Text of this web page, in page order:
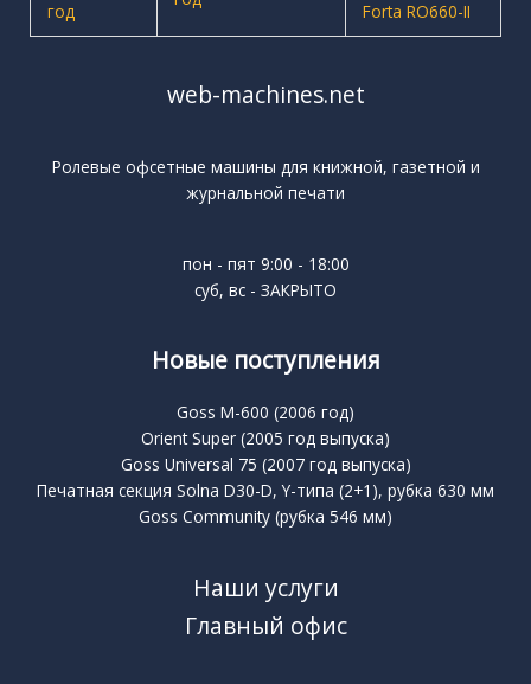
web-machines.net
Ролевые офсетные машины для книжной, газетной и
журнальной печати
пон - пят 9:00 - 18:00
суб, вс - ЗАКРЫТО
Новые поступления
Goss M-600 (2006 год)
Orient Super (2005 год выпуска)
Goss Universal 75 (2007 год выпуска)
Печатная секция Solna D30-D, Y-типа (2+1), рубка 630 мм
Goss Community (рубка 546 мм)
Наши услуги
Главный офис